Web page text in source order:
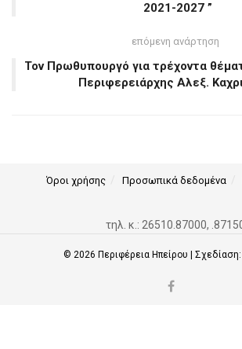
2021-2027 ”
επόμενη ανάρτηση
Τον Πρωθυπουργό για τρέχοντα
Περιφερειάρχης Αλεξ.
Όροι χρήσης Προσωπικά δεδομένα
τηλ. κ.: 26510.87000,
© 2026 Περιφέρεια Ηπείρου | Σχεδίαση: